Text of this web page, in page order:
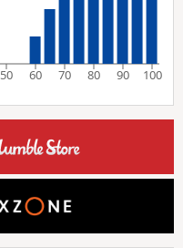
50 60 70 80 90 100